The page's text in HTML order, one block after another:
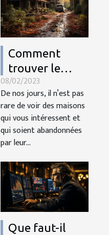
Comment
trouver le
propriétaire
d’une maison
abandonnée ?
08/02/2023
De nos jours, il n’est pas
rare de voir des maisons
qui vous intéressent et
qui soient abandonnées
par leur...
Que faut-il